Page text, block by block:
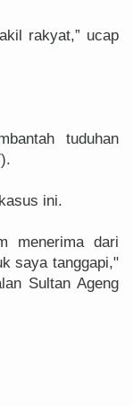
rakyat,” ucap
tuduhan
ini.
menerima dari
saya tanggapi,"
Sultan Ageng